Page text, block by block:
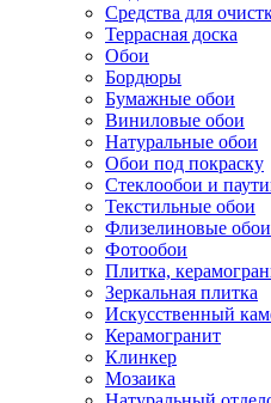
Средства для
Террасная доска
Обои
Бордюры
Бумажные обои
Виниловые обои
Натуральные обои
Обои под покраску
Стеклообои и
Текстильные обои
Флизелиновые обои
Фотообои
Плитка,
Зеркальная плитка
Искусственный
Керамогранит
Клинкер
Мозаика